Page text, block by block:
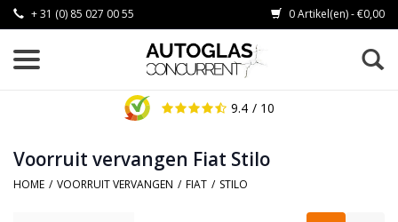
+ 31 (0) 85 027 00 55 0 Artikel(en) - €0,00
9.4 / 10
Voorruit vervangen Fiat Stilo
HOME / VOORRUIT VERVANGEN / FIAT / STILO